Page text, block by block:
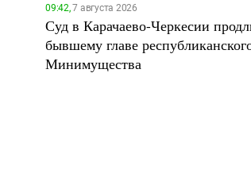
09:42,7 августа 2026
Суд в Карачаево-Черкесии
бывшему главе
Минимущества